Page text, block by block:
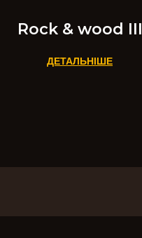
Rock & wood ІІІ
ДЕТАЛЬНІШЕ